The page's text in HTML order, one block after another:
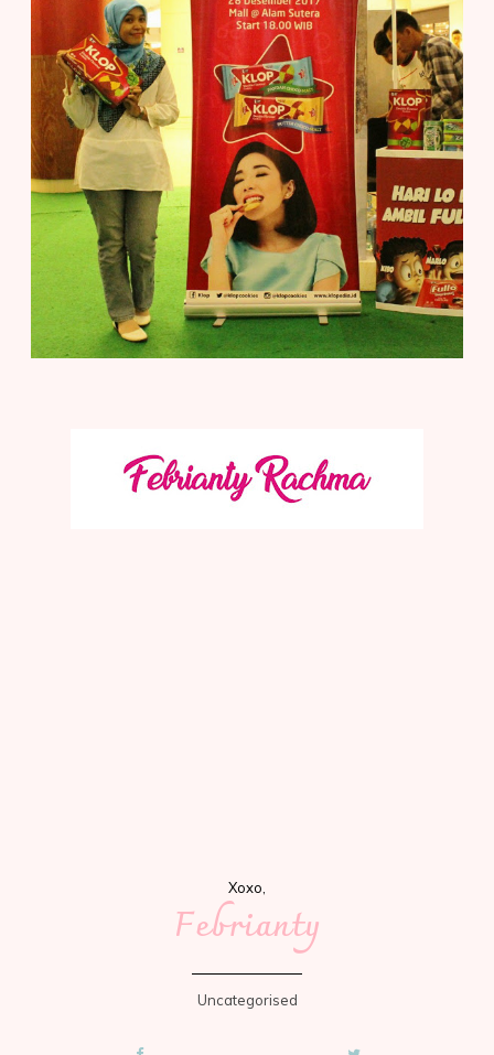
Xoxo,
Febrianty
Uncategorised